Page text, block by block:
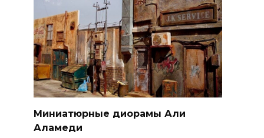
Миниатюрные диорамы Али
Аламеди